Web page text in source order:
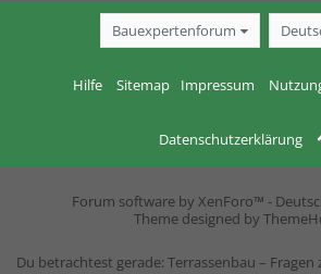
Bauexpertenforum
Hilfe Sitemap Impressum
Datenschutzerklärung
Forum software by XenForo™ -
Theme designed by
Du betrachtest gerade: Terrassenbau –